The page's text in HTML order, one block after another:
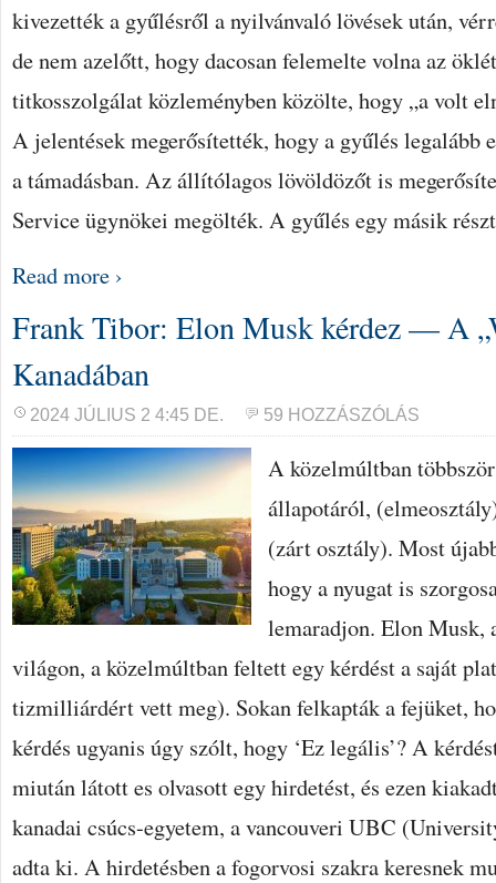
kivezették a gyűlésről a nyilvánvaló lövések után,
de nem azelőtt, hogy dacosan felemelte volna az
titkosszolgálat közleményben közölte, hogy „a volt
A jelentések megerősítették, hogy a gyűlés legalább
a támadásban. Az állítólagos lövöldözőt is
Service ügynökei megölték. A gyűlés egy másik
Read more ›
Frank Tibor: Elon Musk kérdez — A
Kanadában
2024 JÚLIUS 2 4:45 DE. 59 HOZZÁSZÓLÁS
A közelmúltban
állapotáról,
(zárt osztály). Most
hogy a nyugat is
lemaradjon. Elon Musk,
világon, a közelmúltban feltett egy kérdést a saját
tizmilliárdért vett meg). Sokan felkapták a fejüket,
kérdés ugyanis úgy szólt, hogy ‘Ez legális’? A
miután látott es olvasott egy hirdetést, és ezen
kanadai csúcs-egyetem, a vancouveri UBC
adta ki. A hirdetésben a fogorvosi szakra keresnek